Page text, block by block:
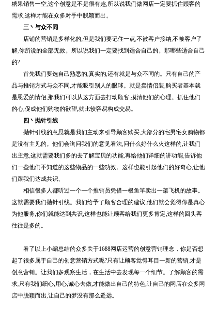
糖果销售一空,这个创意是不是很有趣,所以说我们做网店一定要抓住顾客的
需求,这样才能在众多对手中脱颖而出。
三丶与众不同
店铺的营销是多样化的,但是我们要记住一点,不被客户接纳,不被客户了
解,你所说的全部无效。所以说我们一定要找到适合自己的。那哪些适合自己
的?
首先我们要选自己熟悉的,真实的,还有就是与众不同的。只有自己的产
品与推销方式与众不同,才能吸引别人的眼球。就是卖情侣装,购买者基本就
是恩爱的情侣,那我们可以从这方面去打动顾客,摸清他们的心理。抓住他们
的心,促成他们购物的欲望,就比较容易构成交易。
四丶抛针引线
抛针引线的意思就是我们主动来引导顾客购买,大部分的宅男宅女购物都
是没有主见的。他们会询问我们的意见看法,问什么好什么火这样的,让我们
出主意,这就需要我们多的去了解宝贝的功能,再给他们详细的讲功能,告诉他
们一些他们不知道的这些物品的一些功效。这样也能引起他们的好奇心,让他
们跟我们达成共识。
相信很多人都听过一个一个推销员凭借一根鱼竿卖出一架飞机的故事。
这就需要我们抛针引线。我们给予了顾客合理的建议,他们就会觉得你是真心
为他服务,你们就能达到共识,这样也能让顾客给我们更多肯定,这样的回头客
往往是多的。
看了以上小编总结的众多关于1688网店运营的创意营销理念，你是否想
起了很多属于自己的创意营销方式呢?只有让顾客觉得耳目一新的营销,才是
创意营销。让我们多观察生活，在生活中去发现每一个细节。了解顾客的需
求,只有我们细心,用心,诚心去做,才能做出自己的特色,让自己的网店在众多网
店中脱颖而出,让自己的梦没有那么遥远。